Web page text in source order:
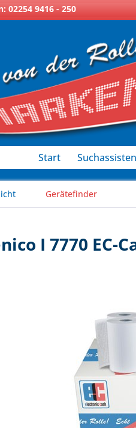
02254 9416 - 250
Start
Gerätefinder
I 7770 EC-